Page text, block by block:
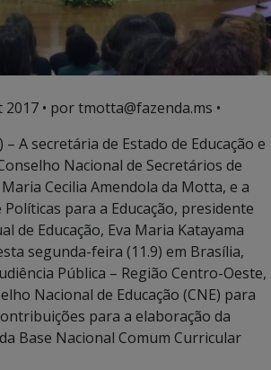
2017 • por tmotta@fazenda.ms •
– A secretária de Estado de Educação e
Nacional de Secretários de
Cecilia Amendola da Motta, e a
para a Educação, presidente
de Educação, Eva Maria Katayama
segunda-feira (11.9) em Brasília,
Pública – Região Centro-Oeste,
Nacional de Educação (CNE) para
para a elaboração da
Base Nacional Comum Curricular